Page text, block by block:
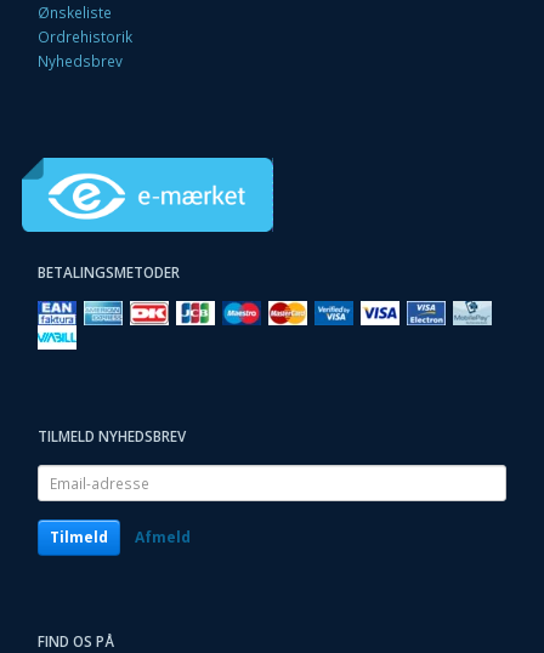
Ønskeliste
Ordrehistorik
Nyhedsbrev
BETALINGSMETODER
TILMELD NYHEDSBREV
Email-
adresse
Tilmeld Afmeld
FIND OS PÅ